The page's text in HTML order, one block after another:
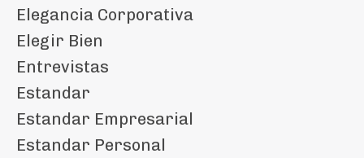
Elegancia Corporativa
Elegir Bien
Entrevistas
Estandar
Estandar Empresarial
Estandar Personal